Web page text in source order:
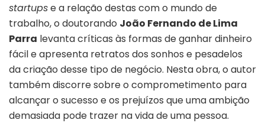
startupse a relação destas com o mundo de
trabalho, o doutorando João Fernando de Lima
Parra levanta críticas às formas de ganhar dinheiro
fácil e apresenta retratos dos sonhos e pesadelos
da criação desse tipo de negócio. Nesta obra, o autor
também discorre sobre o comprometimento para
alcançar o sucesso e os prejuízos que uma ambição
demasiada pode trazer na vida de uma pessoa.